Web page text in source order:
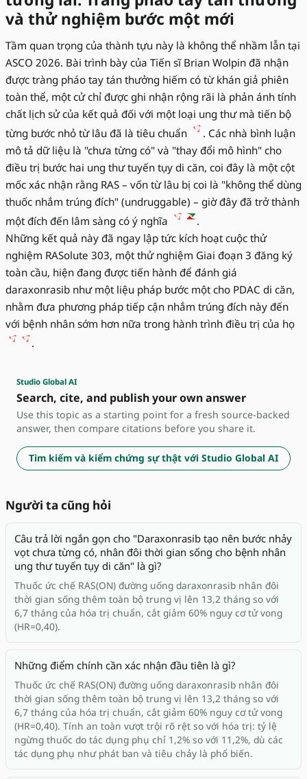
và thử nghiệm bước một mới
Tầm quan trọng của thành tựu này là không thể nhầm lẫn tại
ASCO 2026. Bài trình bày của Tiến sĩ Brian Wolpin đã nhận
được tràng pháo tay tán thưởng hiếm có từ khán giả phiên
toàn thể, một cử chỉ được ghi nhận rộng rãi là phản ánh tính
chất lịch sử của kết quả đối với một loại ung thư mà tiến bộ
từng bước nhỏ từ lâu đã là tiêu chuẩn
. Các nhà bình luận
mô tả dữ liệu là "chưa từng có" và "thay đổi mô hình" cho
điều trị bước hai ung thư tuyến tụy di căn, coi đây là một cột
mốc xác nhận rằng RAS – vốn từ lâu bị coi là "không thể dùng
thuốc nhắm trúng đích" (undruggable) – giờ đây đã trở thành
một đích đến lâm sàng có ý nghĩa
.
Những kết quả này đã ngay lập tức kích hoạt cuộc thử
nghiệm RASolute 303, một thử nghiệm Giai đoạn 3 đăng ký
toàn cầu, hiện đang được tiến hành để đánh giá
daraxonrasib như một liệu pháp bước một cho PDAC di căn,
nhằm đưa phương pháp tiếp cận nhắm trúng đích này đến
với bệnh nhân sớm hơn nữa trong hành trình điều trị của họ
.
Studio Global AI
Search, cite, and publish your own answer
Use this topic as a starting point for a fresh source-backed
answer, then compare citations before you share it.
Tìm kiếm và kiểm chứng sự thật với Studio Global AI
Người ta cũng hỏi
Câu trả lời ngắn gọn cho "Daraxonrasib tạo nên bước nhảy
vọt chưa từng có, nhân đôi thời gian sống cho bệnh nhân
ung thư tuyến tụy di căn" là gì?
Thuốc ức chế RAS(ON) đường uống daraxonrasib nhân đôi
thời gian sống thêm toàn bộ trung vị lên 13,2 tháng so với
6,7 tháng của hóa trị chuẩn, cắt giảm 60% nguy cơ tử vong
(HR=0,40).
Những điểm chính cần xác nhận đầu tiên là gì?
Thuốc ức chế RAS(ON) đường uống daraxonrasib nhân đôi
thời gian sống thêm toàn bộ trung vị lên 13,2 tháng so với
6,7 tháng của hóa trị chuẩn, cắt giảm 60% nguy cơ tử vong
(HR=0,40). Tính an toàn vượt trội rõ rệt so với hóa trị: tỷ lệ
ngừng thuốc do tác dụng phụ chỉ 1,2% so với 11,2%, dù các
tác dụng phụ như phát ban và tiêu chảy là phổ biến.